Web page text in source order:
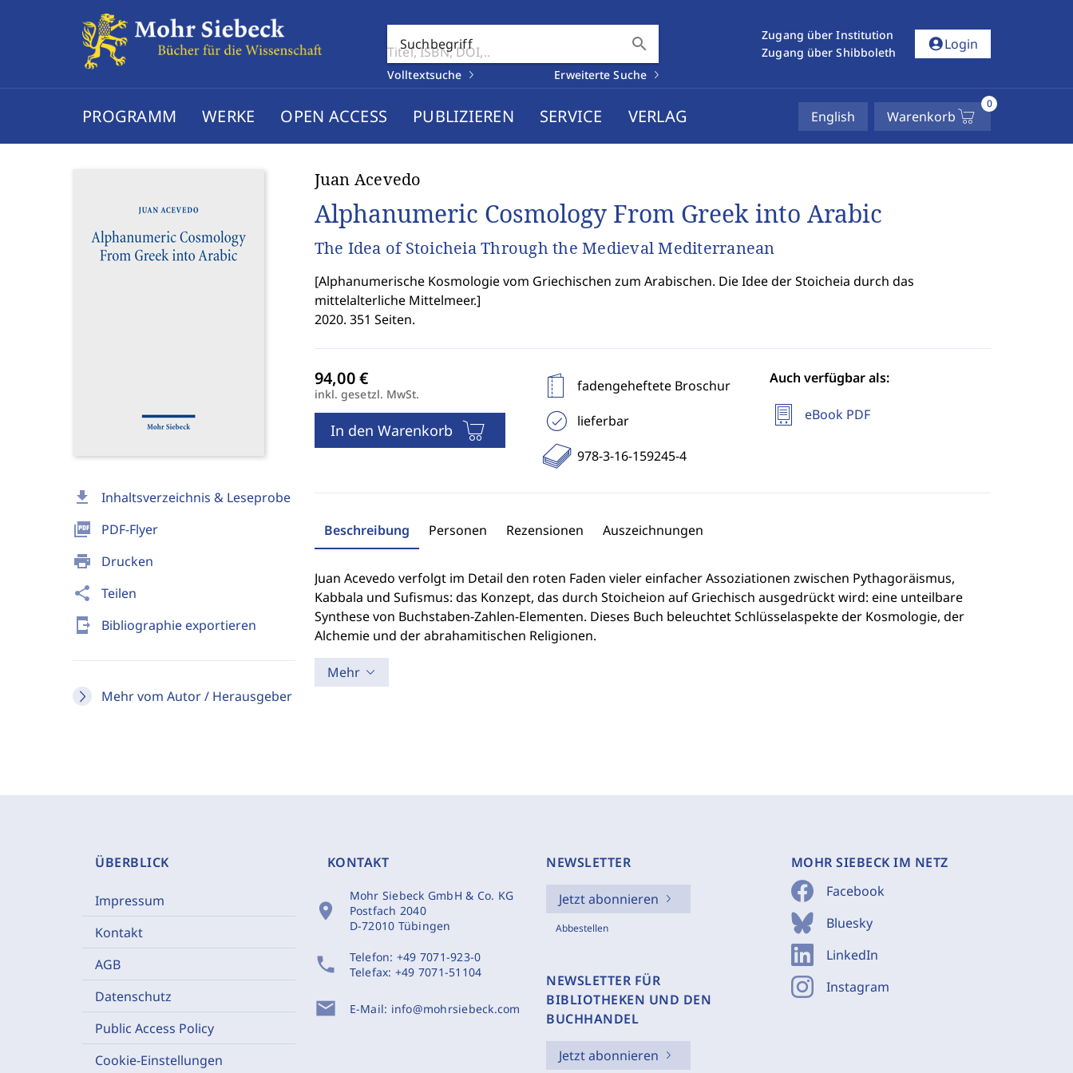
Suchbegriff search
Volltextsuche Erweiterte Suche
Zugang über Institution
Zugang über Shibboleth
account_circleLogin
PROGRAMM WERKE OPEN ACCESS PUBLIZIEREN SERVICE VERLAG English Warenkorb
0
download Inhaltsverzeichnis & Leseprobe
picture_as_pdf PDF-Flyer
print Drucken
share Teilen
send_to_mobile Bibliographie exportieren
Mehr vom Autor / Herausgeber
Juan Acevedo
Alphanumeric Cosmology From Greek into Arabic
The Idea of Stoicheia Through the Medieval Mediterranean
[Alphanumerische Kosmologie vom Griechischen zum Arabischen. Die Idee der Stoicheia durch das
mittelalterliche Mittelmeer.]
2020. 351 Seiten.
inkl. gesetzl. MwSt.
In den Warenkorb
fadengeheftete Broschur
lieferbar
978-3-16-159245-4
Auch verfügbar als:
eBook PDF
Beschreibung Personen Rezensionen Auszeichnungen
Juan Acevedo verfolgt im Detail den roten Faden vieler einfacher Assoziationen zwischen Pythagoräismus,
Kabbala und Sufismus: das Konzept, das durch Stoicheion auf Griechisch ausgedrückt wird: eine unteilbare
Synthese von Buchstaben-Zahlen-Elementen. Dieses Buch beleuchtet Schlüsselaspekte der Kosmologie, der
Alchemie und der abrahamitischen Religionen.
Mehr
ÜBERBLICK
Impressum
Kontakt
AGB
Datenschutz
Public Access Policy
Cookie-Einstellungen
KONTAKT
location_on
Mohr Siebeck GmbH & Co. KG
Postfach 2040
D-72010 Tübingen
phone Telefon: +49 7071-923-0
Telefax: +49 7071-51104
mail E-Mail: info@mohrsiebeck.com
NEWSLETTER
Jetzt abonnieren
Abbestellen
NEWSLETTER FÜR
BIBLIOTHEKEN UND DEN
BUCHHANDEL
Jetzt abonnieren
MOHR SIEBECK IM NETZ
Facebook
Bluesky
LinkedIn
Instagram